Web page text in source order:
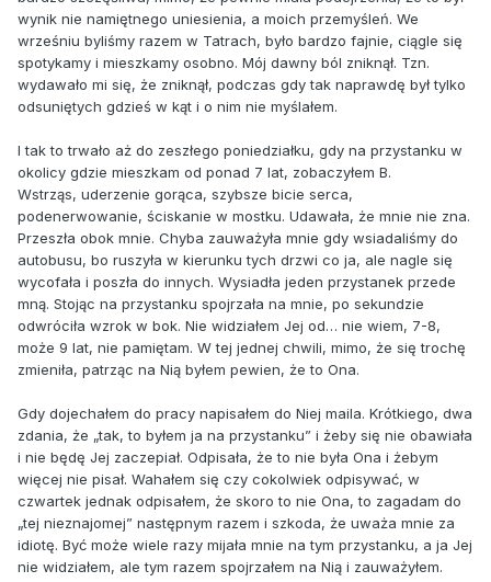
wynik nie namiętnego uniesienia, a moich przemyśleń. We
wrześniu byliśmy razem w Tatrach, było bardzo fajnie, ciągle się
spotykamy i mieszkamy osobno. Mój dawny ból zniknął. Tzn.
wydawało mi się, że zniknął, podczas gdy tak naprawdę był tylko
odsuniętych gdzieś w kąt i o nim nie myślałem.
I tak to trwało aż do zeszłego poniedziałku, gdy na przystanku w
okolicy gdzie mieszkam od ponad 7 lat, zobaczyłem B.
Wstrząs, uderzenie gorąca, szybsze bicie serca,
podenerwowanie, ściskanie w mostku. Udawała, że mnie nie zna.
Przeszła obok mnie. Chyba zauważyła mnie gdy wsiadaliśmy do
autobusu, bo ruszyła w kierunku tych drzwi co ja, ale nagle się
wycofała i poszła do innych. Wysiadła jeden przystanek przede
mną. Stojąc na przystanku spojrzała na mnie, po sekundzie
odwróciła wzrok w bok. Nie widziałem Jej od… nie wiem, 7-8,
może 9 lat, nie pamiętam. W tej jednej chwili, mimo, że się trochę
zmieniła, patrząc na Nią byłem pewien, że to Ona.
Gdy dojechałem do pracy napisałem do Niej maila. Krótkiego, dwa
zdania, że „tak, to byłem ja na przystanku” i żeby się nie obawiała
i nie będę Jej zaczepiał. Odpisała, że to nie była Ona i żebym
więcej nie pisał. Wahałem się czy cokolwiek odpisywać, w
czwartek jednak odpisałem, że skoro to nie Ona, to zagadam do
„tej nieznajomej” następnym razem i szkoda, że uważa mnie za
idiotę. Być może wiele razy mijała mnie na tym przystanku, a ja Jej
nie widziałem, ale tym razem spojrzałem na Nią i zauważyłem.